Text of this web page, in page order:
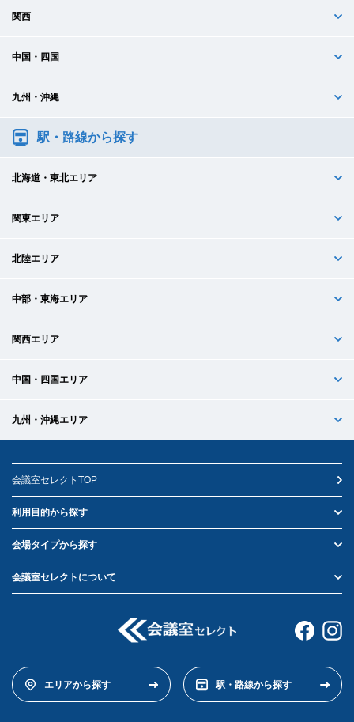
関西
中国・四国
九州・沖縄
駅・路線から探す
北海道・東北エリア
関東エリア
北陸エリア
中部・東海エリア
関西エリア
中国・四国エリア
九州・沖縄エリア
会議室セレクトTOP
利用目的から探す
会場タイプから探す
会議室セレクトについて
エリアから探す 駅・路線から探す